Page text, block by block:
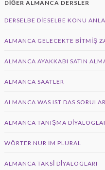
DİĞER ALMANCA DERSLER
DERSELBE DIESELBE KONU
ALMANCA GELECEKTE BITMIŞ
ALMANCA AYAKKABI SATIN
ALMANCA SAATLER
ALMANCA WAS IST DAS
ALMANCA TANIŞMA
WÖRTER NUR IM PLURAL
ALMANCA TAKSI DIYALOGLARI